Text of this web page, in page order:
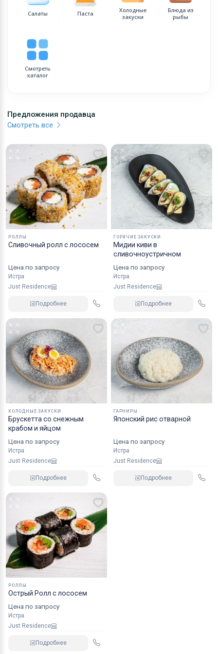
Салаты Паста
Холодные
закуски
Блюда из
рыбы
Смотреть
каталог
Предложения продавца
Смотреть все
РОЛЛЫ
Сливочный ролл с лососем
Цена по запросу
Истра
Just Residence
Подробнее
ГОРЯЧИЕ ЗАКУСКИ
Мидии киви в
сливочноустричном
Цена по запросу
Истра
Just Residence
Подробнее
ХОЛОДНЫЕ ЗАКУСКИ
Брускетта со снежным
крабом и яйцом
Цена по запросу
Истра
Just Residence
Подробнее
ГАРНИРЫ
Японский рис отварной
Цена по запросу
Истра
Just Residence
Подробнее
РОЛЛЫ
Острый Ролл с лососем
Цена по запросу
Истра
Just Residence
Подробнее